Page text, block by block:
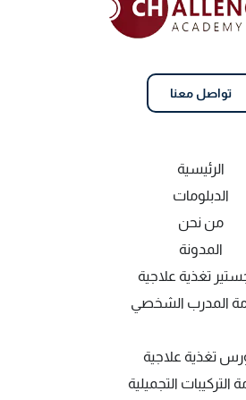
تواصل معنا
الرئيسية
الدبلومات
من نحن
المدونة
تغذية علاجية
المدرب الشخصي
تغذية علاجية
التركيبات التجميلية